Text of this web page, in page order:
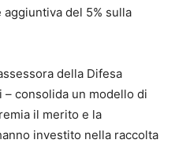
del 5% sulla
della Difesa
– consolida un modello di
il merito e la
investito nella raccolta